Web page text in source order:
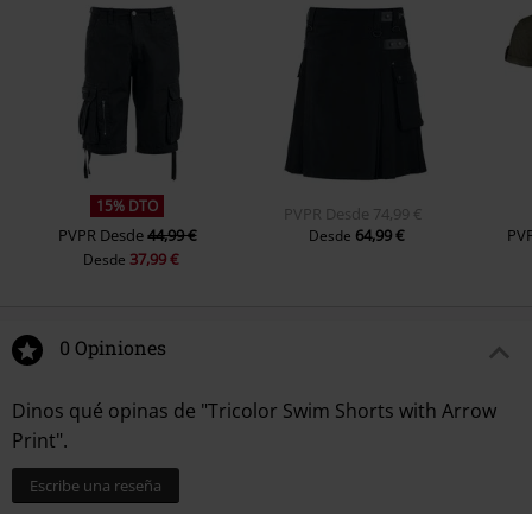
15% DTO
PVPR Desde44,99 €
Desde 37,99 €
PVPR Desde 74,99 €
Desde 64,99 €
0 Opiniones
Dinos qué opinas de "Tricolor Swim Shorts with Arrow
Print".
Escribe una reseña